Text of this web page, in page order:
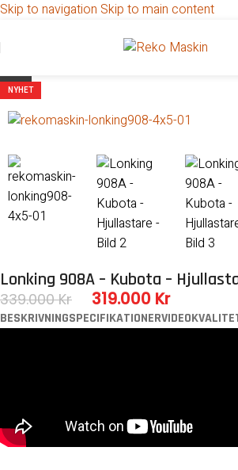
Skip to navigation Skip to main content
ALLA PRISER AVSER
NYHET
Lonking 908A – Kubota –
339.000Kr 319.000 Kr
BESKRIVNINGSPECIFIKATIONERVIDEO